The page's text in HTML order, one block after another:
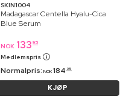
SKIN1004
Madagascar Centella Hyalu-Cica
Blue Serum
NOK 133 95
Medlemspris
Normalpris: NOK 184 95
KJØP